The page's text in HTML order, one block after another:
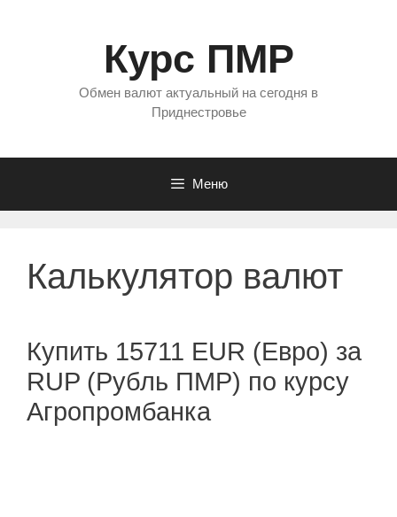
Курс ПМР
Обмен валют актуальный на сегодня в
Приднестровье
Меню
Калькулятор валют
Купить 15711 EUR (Евро) за
RUP (Рубль ПМР) по курсу
Агропромбанка